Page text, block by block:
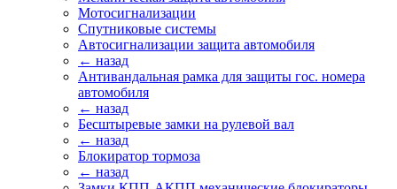
Мотосигнализации
Спутниковые системы
Автосигнализации защита автомобиля
← назад
Антивандальная рамка для защиты гос. номера
автомобиля
← назад
Бесштыревые замки на рулевой вал
← назад
Блокиратор тормоза
← назад